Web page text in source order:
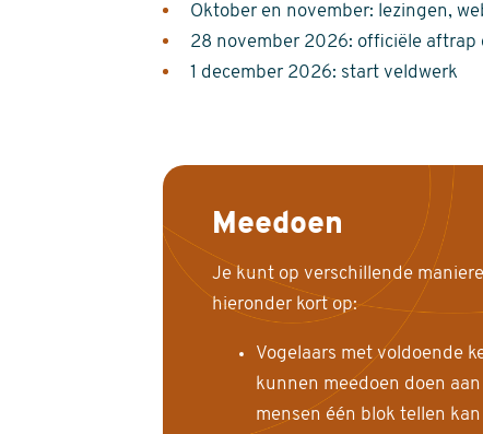
Oktober en november: lezingen,
28 november 2026: officiële aftrap
1 december 2026: start veldwerk
Meedoen
Je kunt op verschillende
hieronder kort op:
Vogelaars met voldoende
kunnen meedoen doen
mensen één blok tellen